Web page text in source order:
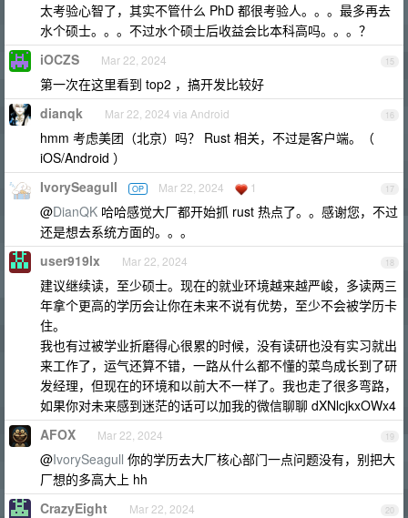
太考验心智了，其实不管什么 PhD 都很考验人。。。最多再去
水个硕士。。。不过水个硕士后收益会比本科高吗。。。？
15
iOCZS Mar 22, 2024
第一次在这里看到 top2 ，搞开发比较好
16
dianqk Mar 22, 2024 via Android
hmm 考虑美团（北京）吗？ Rust 相关，不过是客户端。（
iOS/Android ）
17
IvorySeagull OP Mar 22, 2024 1
@DianQK 哈哈感觉大厂都开始抓 rust 热点了。。感谢您，不过
还是想去系统方面的。。。
18
user919lx Mar 22, 2024
建议继续读，至少硕士。现在的就业环境越来越严峻，多读两三
年拿个更高的学历会让你在未来不说有优势，至少不会被学历卡
住。
我也有过被学业折磨得心很累的时候，没有读研也没有实习就出
来工作了，运气还算不错，一路从什么都不懂的菜鸟成长到了研
发经理，但现在的环境和以前大不一样了。我也走了很多弯路，
如果你对未来感到迷茫的话可以加我的微信聊聊 dXNlcjkxOWx4
19
AFOX Mar 22, 2024
@IvorySeagull 你的学历去大厂核心部门一点问题没有，别把大
厂想的多高大上 hh
20
CrazyEight Mar 22, 2024